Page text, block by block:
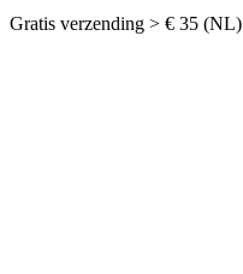
Gratis verzending > € 35 (NL)